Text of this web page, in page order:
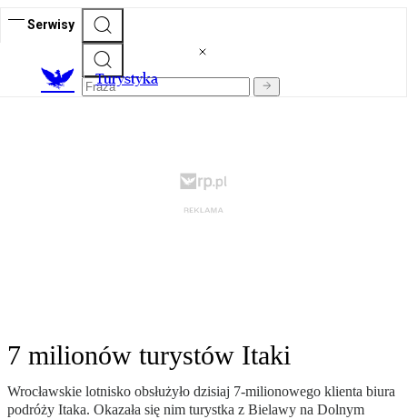
Serwisy
Turystyka
7 milionów turystów Itaki
Wrocławskie lotnisko obsłużyło dzisiaj 7-milionowego klienta biura
podróży Itaka. Okazała się nim turystka z Bielawy na Dolnym